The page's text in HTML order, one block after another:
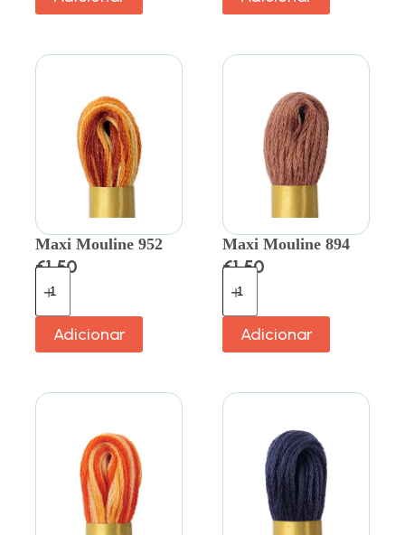
Maxi Mouline 952
€1.50
Adicionar
Maxi Mouline 894
€1.50
Adicionar